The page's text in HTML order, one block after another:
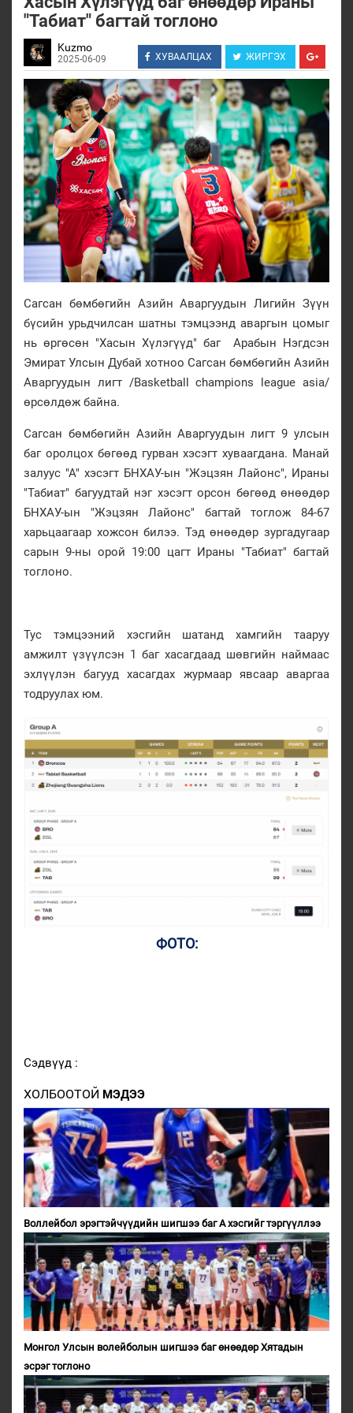
"Табиат" багтай тоглоно
Kuzmo
2025-06-09 ХУВААЛЦАХ ЖИРГЭХ
Сагсан бөмбөгийн Азийн Аваргуудын Лигийн Зүүн
бүсийн урьдчилсан шатны тэмцээнд аваргын цомыг
нь өргөсөн "Хасын Хүлэгүүд" баг Арабын Нэгдсэн
Эмират Улсын Дубай хотноо Сагсан бөмбөгийн Азийн
Аваргуудын лигт /Basketball champions league asia/
өрсөлдөж байна.
Сагсан бөмбөгийн Азийн Аваргуудын лигт 9 улсын
баг оролцох бөгөөд гурван хэсэгт хуваагдана. Манай
залуус "А" хэсэгт БНХАУ-ын "Жэцзян Лайонс", Ираны
"Табиат" багуудтай нэг хэсэгт орсон бөгөөд өнөөдөр
БНХАУ-ын "Жэцзян Лайонс" багтай тоглож 84-67
харьцаагаар хожсон билээ. Тэд өнөөдөр зургадугаар
сарын 9-ны орой 19:00 цагт Ираны "Табиат" багтай
тоглоно.
Тус тэмцээний хэсгийн шатанд хамгийн тааруу
амжилт үзүүлсэн 1 баг хасагдаад шөвгийн наймаас
эхлүүлэн багууд хасагдах журмаар явсаар аваргаа
тодруулах юм.
ФОТО:
Сэдвүүд :
ХОЛБООТОЙ МЭДЭЭ
Воллейбол эрэгтэйчүүдийн шигшээ баг А хэсгийг тэргүүллээ
Монгол Улсын волейболын шигшээ баг өнөөдөр Хятадын
эсрэг тоглоно